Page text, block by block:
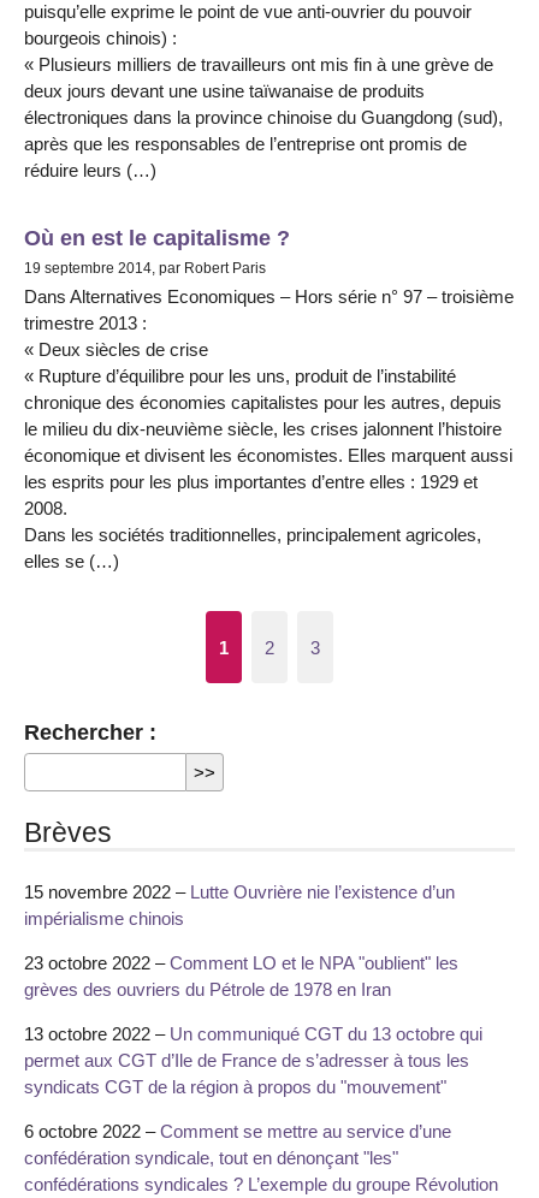
puisqu’elle exprime le point de vue anti-ouvrier du pouvoir
bourgeois chinois) :
« Plusieurs milliers de travailleurs ont mis fin à une grève de
deux jours devant une usine taïwanaise de produits
électroniques dans la province chinoise du Guangdong (sud),
après que les responsables de l’entreprise ont promis de
réduire leurs (…)
Où en est le capitalisme ?
19 septembre 2014, par Robert Paris
Dans Alternatives Economiques – Hors série n° 97 – troisième
trimestre 2013 :
« Deux siècles de crise
« Rupture d’équilibre pour les uns, produit de l’instabilité
chronique des économies capitalistes pour les autres, depuis
le milieu du dix-neuvième siècle, les crises jalonnent l’histoire
économique et divisent les économistes. Elles marquent aussi
les esprits pour les plus importantes d’entre elles : 1929 et
2008.
Dans les sociétés traditionnelles, principalement agricoles,
elles se (…)
1 2 3
Rechercher :
Brèves
15 novembre 2022 – Lutte Ouvrière nie l’existence d’un
impérialisme chinois
23 octobre 2022 –Comment LO et le NPA "oublient" les
grèves des ouvriers du Pétrole de 1978 en Iran
13 octobre 2022 – Un communiqué CGT du 13 octobre qui
permet aux CGT d’Ile de France de s’adresser à tous les
syndicats CGT de la région à propos du "mouvement"
6 octobre 2022 –Comment se mettre au service d’une
confédération syndicale, tout en dénonçant "les"
confédérations syndicales ? L’exemple du groupe Révolution